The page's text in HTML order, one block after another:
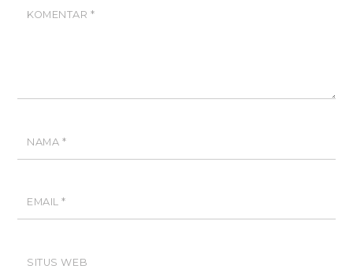
KOMENTAR*
NAMA *
EMAIL*
SITUS WEB